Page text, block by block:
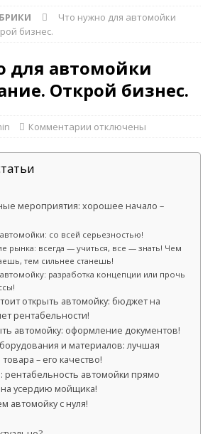
Что нужно для автомойки
бизнес.
для автомойки
Открой бизнес.
Комментарии отключены
мероприятия: хорошее начало –
со всей серьезностью!
рынка: всегда — учиться, все — знать! Чем
тем сильнее станешь!
разработка концепции или прочь
открыть автомойку: бюджет на
рентабельности!
автомойку: оформление документов!
и материалов: лучшая
– его качество!
рентабельность автомойки прямо
усердию мойщика!
автомойку с нуля!